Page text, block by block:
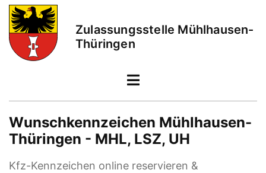
Zulassungsstelle Mühlhausen-
Thüringen
Wunschkennzeichen Mühlhausen-
Thüringen - MHL, LSZ, UH
Kfz-Kennzeichen online reservieren &